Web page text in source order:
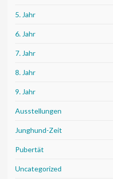
5. Jahr
6. Jahr
7. Jahr
8. Jahr
9. Jahr
Ausstellungen
Junghund-Zeit
Pubertät
Uncategorized